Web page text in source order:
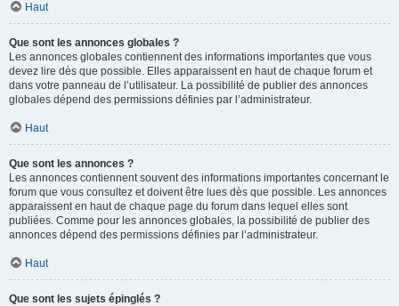
Haut
Que sont les annonces globales ?
Les annonces globales contiennent des informations importantes que vous
devez lire dès que possible. Elles apparaissent en haut de chaque forum et
dans votre panneau de l’utilisateur. La possibilité de publier des annonces
globales dépend des permissions définies par l’administrateur.
Haut
Que sont les annonces ?
Les annonces contiennent souvent des informations importantes concernant le
forum que vous consultez et doivent être lues dès que possible. Les annonces
apparaissent en haut de chaque page du forum dans lequel elles sont
publiées. Comme pour les annonces globales, la possibilité de publier des
annonces dépend des permissions définies par l’administrateur.
Haut
Que sont les sujets épinglés ?